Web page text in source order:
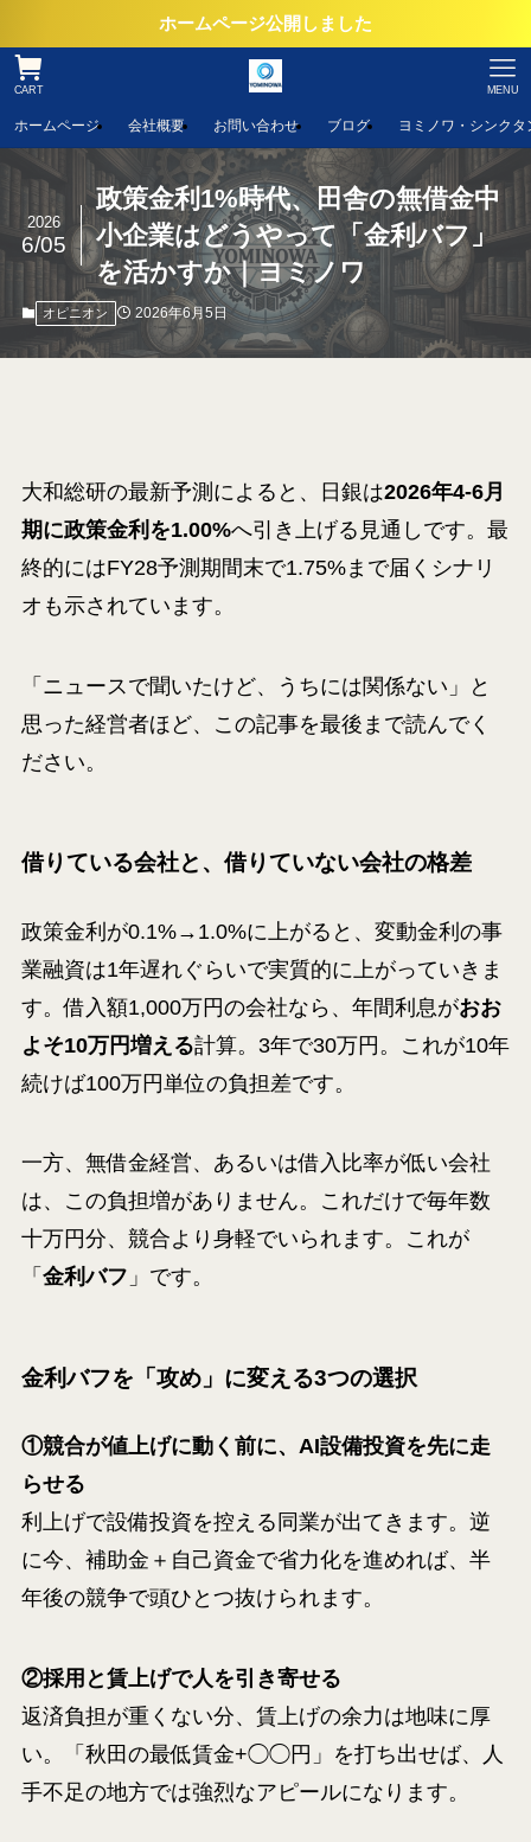
ホームページ公開しました
CART MENU
ホームページ 会社概要 お問い合わせ ブログ ヨミノワ・シンクタ
政策金利1%時代、田舎の無借金中
小企業はどうやって「金利バフ」
を活かすか｜ヨミノワ
2026
6/05
オピニオン 2026年6月5日
大和総研の最新予測によると、日銀は2026年4-6月
期に政策金利を1.00%へ引き上げる見通しです。最
終的にはFY28予測期間末で1.75%まで届くシナリ
オも示されています。
「ニュースで聞いたけど、うちには関係ない」と
思った経営者ほど、この記事を最後まで読んでく
ださい。
借りている会社と、借りていない会社の格差
政策金利が0.1%→1.0%に上がると、変動金利の事
業融資は1年遅れぐらいで実質的に上がっていきま
す。借入額1,000万円の会社なら、年間利息がおお
よそ10万円増える計算。3年で30万円。これが10年
続けば100万円単位の負担差です。
一方、無借金経営、あるいは借入比率が低い会社
は、この負担増がありません。これだけで毎年数
十万円分、競合より身軽でいられます。これが
「 金利バフ 」です。
金利バフを「攻め」に変える3つの選択
①競合が値上げに動く前に、AI設備投資を先に走
らせる
利上げで設備投資を控える同業が出てきます。逆
に今、補助金＋自己資金で省力化を進めれば、半
年後の競争で頭ひとつ抜けられます。
②採用と賃上げで人を引き寄せる
返済負担が重くない分、賃上げの余力は地味に厚
い。「秋田の最低賃金+◯◯円」を打ち出せば、人
手不足の地方では強烈なアピールになります。